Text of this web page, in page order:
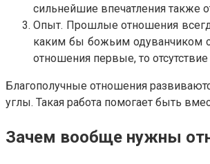
сильнейшие впечатления также
Опыт. Прошлые отношения
каким бы божьим одуванчиком
отношения первые, то
Благополучные отношения
углы. Такая работа помогает быть
Зачем вообще нужны